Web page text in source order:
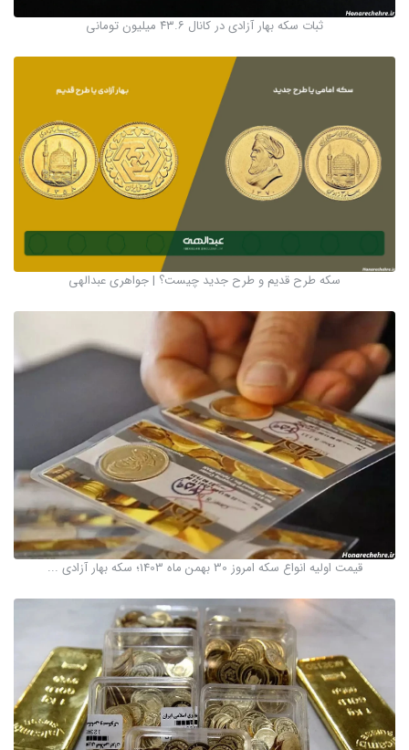
ثبات سکه بهار آزادی در کانال ۴۳.۶ میلیون تومانی
سکه طرح قدیم و طرح جدید چیست؟ | جواهری عبدالهی
قیمت اولیه انواع سکه امروز 30 بهمن ماه 1403؛ سکه بهار آزادی ...